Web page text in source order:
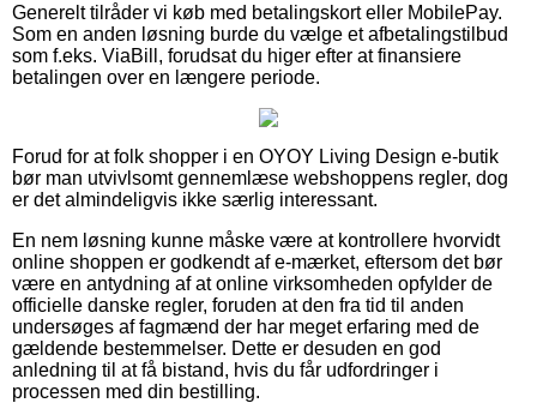
Generelt tilråder vi køb med betalingskort eller MobilePay.
Som en anden løsning burde du vælge et afbetalingstilbud
som f.eks. ViaBill, forudsat du higer efter at finansiere
betalingen over en længere periode.
Forud for at folk shopper i en OYOY Living Design e-butik
bør man utvivlsomt gennemlæse webshoppens regler, dog
er det almindeligvis ikke særlig interessant.
En nem løsning kunne måske være at kontrollere hvorvidt
online shoppen er godkendt af e-mærket, eftersom det bør
være en antydning af at online virksomheden opfylder de
officielle danske regler, foruden at den fra tid til anden
undersøges af fagmænd der har meget erfaring med de
gældende bestemmelser. Dette er desuden en god
anledning til at få bistand, hvis du får udfordringer i
processen med din bestilling.